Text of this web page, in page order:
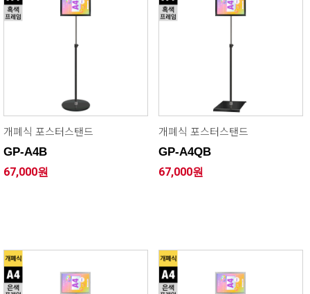
개폐식 포스터스탠드
GP-A4B
67,000원
개폐식 포스터스탠드
GP-A4QB
67,000원